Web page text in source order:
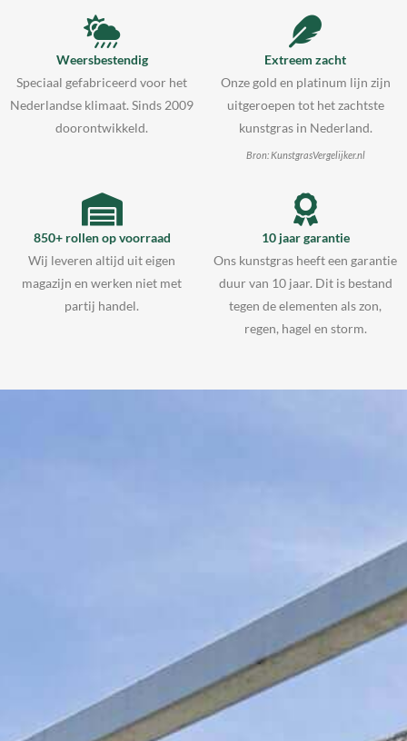
Weersbestendig
Speciaal gefabriceerd voor het
Nederlandse klimaat. Sinds 2009
doorontwikkeld.
Extreem zacht
Onze gold en platinum lijn zijn
uitgeroepen tot het zachtste
kunstgras in Nederland.
Bron: KunstgrasVergelijker.nl
850+ rollen op voorraad
Wij leveren altijd uit eigen
magazijn en werken niet met
partij handel.
10 jaar garantie
Ons kunstgras heeft een garantie
duur van 10 jaar. Dit is bestand
tegen de elementen als zon,
regen, hagel en storm.